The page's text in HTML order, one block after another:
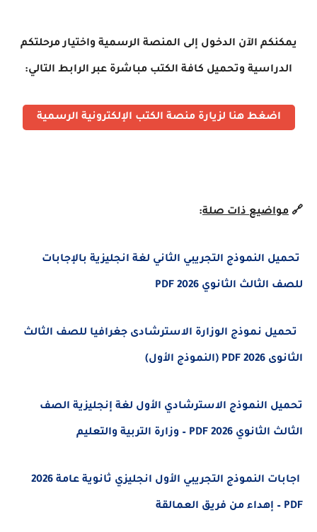
يمكنكم الآن الدخول إلى المنصة الرسمية واختيار مرحلتكم
الدراسية وتحميل كافة الكتب مباشرة عبر الرابط التالي:
اضغط هنا لزيارة منصة الكتب الإلكترونية الرسمية
🔗 مواضيع ذات صلة:
تحميل النموذج التجريبي الثاني لغة انجليزية بالإجابات
للصف الثالث الثانوي 2026 PDF
تحميل نموذج الوزارة الاسترشادى جغرافيا للصف الثالث
الثانوى 2026 PDF (النموذج الأول)
تحميل النموذج الاسترشادي الأول لغة إنجليزية الصف
الثالث الثانوي 2026 PDF – وزارة التربية والتعليم
اجابات النموذج التجريبي الأول انجليزي ثانوية عامة 2026
PDF – إهداء من فريق العمالقة